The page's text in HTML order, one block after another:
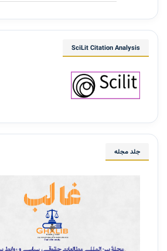
SciLit Citation Analysis
جلد مجله